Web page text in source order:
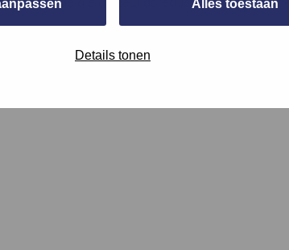
Alles toestaan
Details tonen
tijdens de opname per aanwezig onderdeel.